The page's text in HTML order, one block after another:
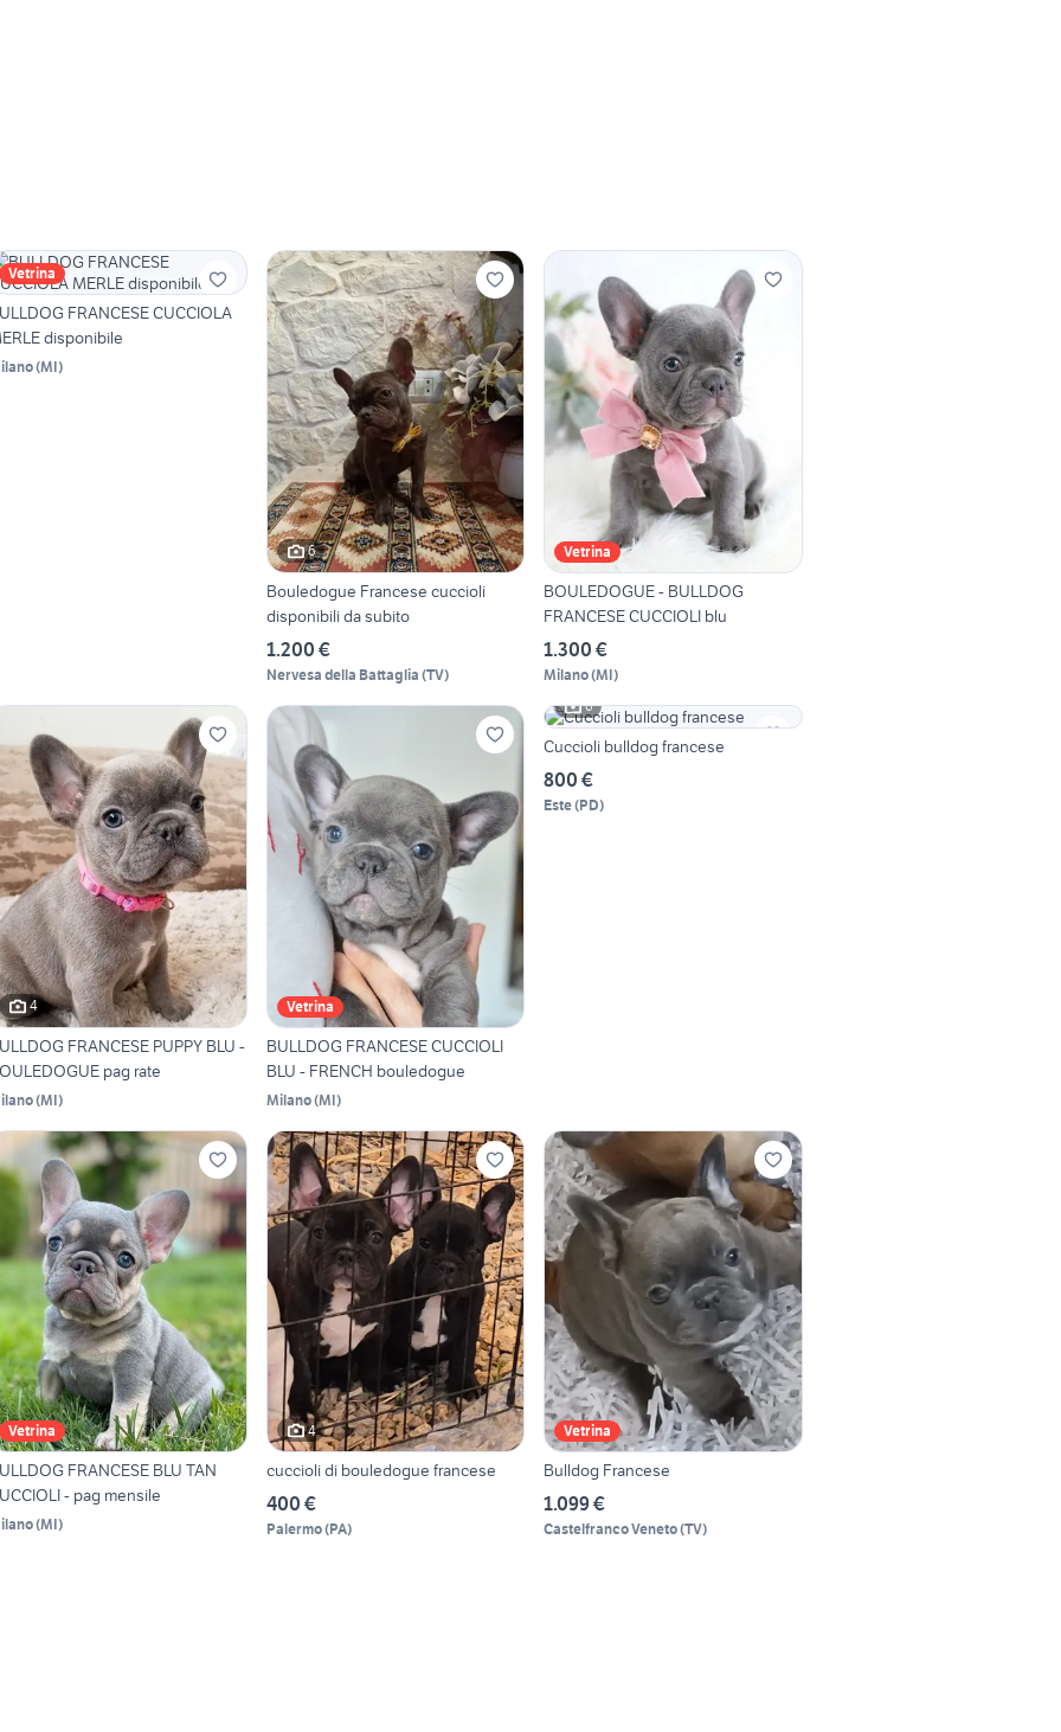
Vetrina
FRANCESE CUCCIOLA
disponibile
(MI)
6
Bouledogue Francese cuccioli
disponibili da subito
1.200 €
Nervesa della Battaglia (TV)
Vetrina
BOULEDOGUE - BULLDOG
FRANCESE CUCCIOLI blu
1.300 €
Milano(MI)
4
FRANCESE PUPPY BLU -
pag rate
(MI)
Vetrina
BULLDOG FRANCESE CUCCIOLI
BLU - FRENCH bouledogue
Milano(MI)
6
Cuccioli bulldog francese
800 €
Este(PD)
Vetrina
FRANCESE BLU TAN
- pag mensile
(MI)
4
cuccioli di bouledogue francese
400 €
Palermo(PA)
Vetrina
Bulldog Francese
1.099 €
Castelfranco Veneto(TV)